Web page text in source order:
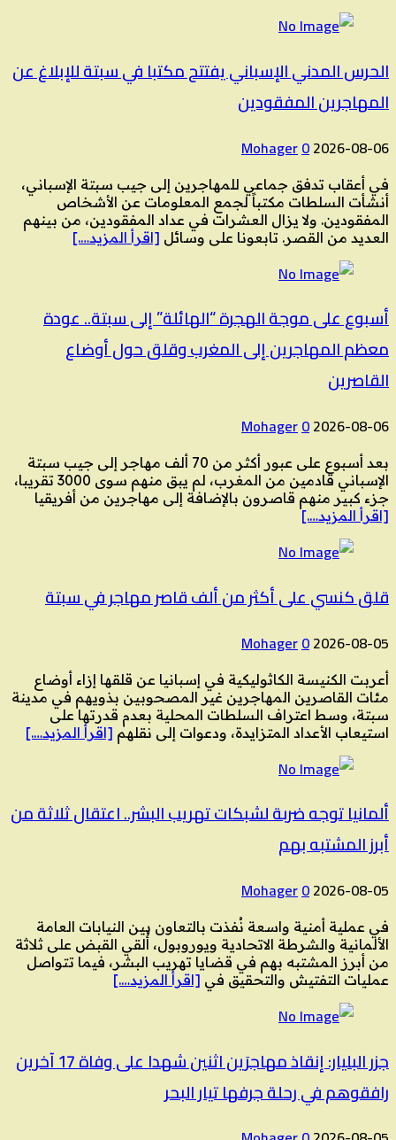
الحرس المدني الإسباني يفتتح مكتبا في سبتة للإبلاغ عن
المهاجرين المفقودين
2026-08-06
Mohager0
في أعقاب تدفق جماعي للمهاجرين إلى جيب سبتة الإسباني،
أنشأت السلطات مكتباً لجمع المعلومات عن الأشخاص
المفقودين. ولا يزال العشرات في عداد المفقودين، من بينهم
العديد من القصر. تابعونا على وسائل [اقرأ المزيد….]
أسبوع على موجة الهجرة “الهائلة” إلى سبتة.. عودة
معظم المهاجرين إلى المغرب وقلق حول أوضاع
القاصرين
2026-08-06
Mohager0
بعد أسبوع على عبور أكثر من 70 ألف مهاجر إلى جيب سبتة
الإسباني قادمين من المغرب، لم يبق منهم سوى 3000 تقريبا،
جزء كبير منهم قاصرون بالإضافة إلى مهاجرين من أفريقيا
[اقرأ المزيد….]
قلق كنسي على أكثر من ألف قاصر مهاجر في سبتة
2026-08-05
Mohager0
أعربت الكنيسة الكاثوليكية في إسبانيا عن قلقها إزاء أوضاع
مئات القاصرين المهاجرين غير المصحوبين بذويهم في مدينة
سبتة، وسط اعتراف السلطات المحلية بعدم قدرتها على
استيعاب الأعداد المتزايدة، ودعوات إلى نقلهم [اقرأ المزيد….]
ألمانيا توجه ضربة لشبكات تهريب البشر.. اعتقال ثلاثة من
أبرز المشتبه بهم
2026-08-05
Mohager0
في عملية أمنية واسعة نُفذت بالتعاون بين النيابات العامة
الألمانية والشرطة الاتحادية ويوروبول، أُلقي القبض على ثلاثة
من أبرز المشتبه بهم في قضايا تهريب البشر، فيما تتواصل
عمليات التفتيش والتحقيق في [اقرأ المزيد….]
جزر البليار: إنقاذ مهاجرَين اثنين شهدا على وفاة 17 آخرين
رافقوهم في رحلة جرفها تيار البحر